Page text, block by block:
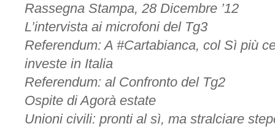
invasioni
campo
Rassegna Stampa, 28 Dicembre ’12
L’intervista ai microfoni del Tg3
Referendum: A #Cartabianca, col Sì più
investe in Italia
Referendum: al Confronto del Tg2
Ospite di Agorà estate
Unioni civili: pronti al sì, ma stralciare